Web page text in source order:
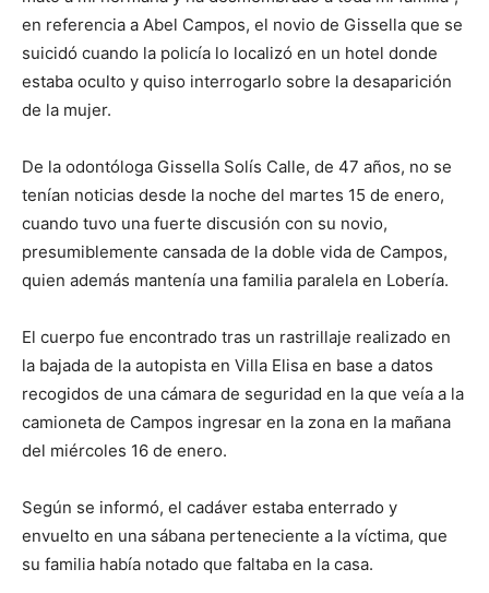
en referencia a Abel Campos, el novio de Gissella que se
suicidó cuando la policía lo localizó en un hotel donde
estaba oculto y quiso interrogarlo sobre la desaparición
de la mujer.
De la odontóloga Gissella Solís Calle, de 47 años, no se
tenían noticias desde la noche del martes 15 de enero,
cuando tuvo una fuerte discusión con su novio,
presumiblemente cansada de la doble vida de Campos,
quien además mantenía una familia paralela en Lobería.
El cuerpo fue encontrado tras un rastrillaje realizado en
la bajada de la autopista en Villa Elisa en base a datos
recogidos de una cámara de seguridad en la que veía a la
camioneta de Campos ingresar en la zona en la mañana
del miércoles 16 de enero.
Según se informó, el cadáver estaba enterrado y
envuelto en una sábana perteneciente a la víctima, que
su familia había notado que faltaba en la casa.